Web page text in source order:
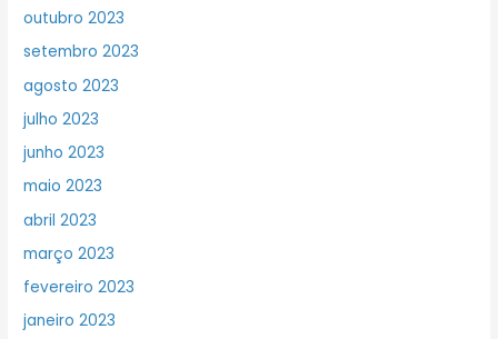
outubro 2023
setembro 2023
agosto 2023
julho 2023
junho 2023
maio 2023
abril 2023
março 2023
fevereiro 2023
janeiro 2023